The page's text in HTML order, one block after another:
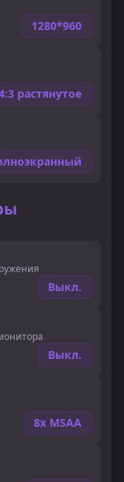
пространство во
положение
на его
интерфейс
1280*960
растянутое
Выкл.
Выкл.
8x MSAA